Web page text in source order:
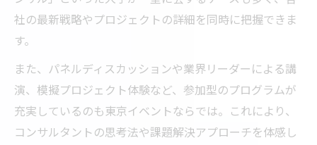
コンサルイベントで業界全体を俯瞰するコ
社の最新戦略やプロジェクトの詳細を同時に把握できま
す。
また、パネルディスカッションや業界リーダーによる講
演、模擬プロジェクト体験など、参加型のプログラムが
充実しているのも東京イベントならでは。これにより、
コンサルタントの思考法や課題解決アプローチを体感し